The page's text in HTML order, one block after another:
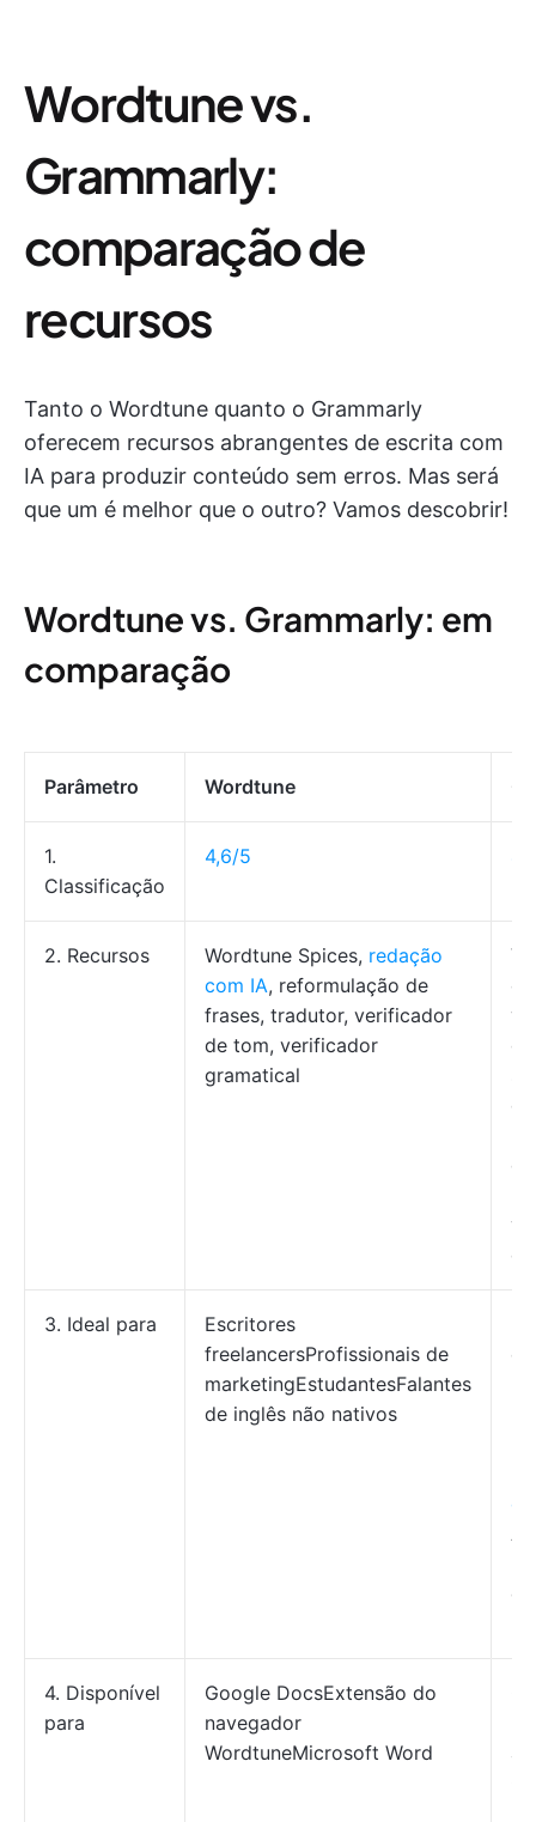
Wordtune vs.
Grammarly:
comparação de
recursos
Tanto o Wordtune quanto o Grammarly
oferecem recursos abrangentes de escrita com
IA para produzir conteúdo sem erros. Mas será
que um é melhor que o outro? Vamos descobrir!
Wordtune vs. Grammarly: em
comparação
Parâmetro Wordtune
1.
Classificação
4,6/5
2. Recursos Wordtune Spices, redação
com IA, reformulação de
frases, tradutor, verificador
de tom, verificador
gramatical
de
3. Ideal para
Escritores
freelancersProfissionais de
marketingEstudantesFalantes
de inglês não nativos
de
4. Disponível
para
Google DocsExtensão do
navegador
WordtuneMicrosoft Word